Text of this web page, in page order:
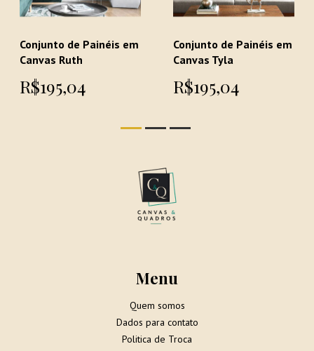
Conjunto de Painéis em
Canvas Ruth
R$195,04
Conjunto de Painéis em
Canvas Tyla
R$195,04
Menu
Quem somos
Dados para contato
Politica de Troca